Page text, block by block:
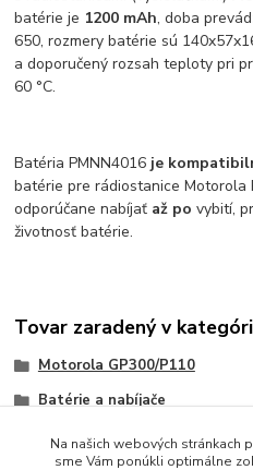
batérie je 1200 mAh, doba
650, rozmery batérie sú
a doporučený rozsah teploty pri
60 °C.
Batéria PMNN4016 je
batérie pre rádiostanice Motorola
odporúčane nabíjať až po vybití,
životnosť batérie.
Tovar zaradený v
Motorola GP300/P110
Batérie a nabíjače
Na našich webových stránkach
sme Vám ponúkli optimálne